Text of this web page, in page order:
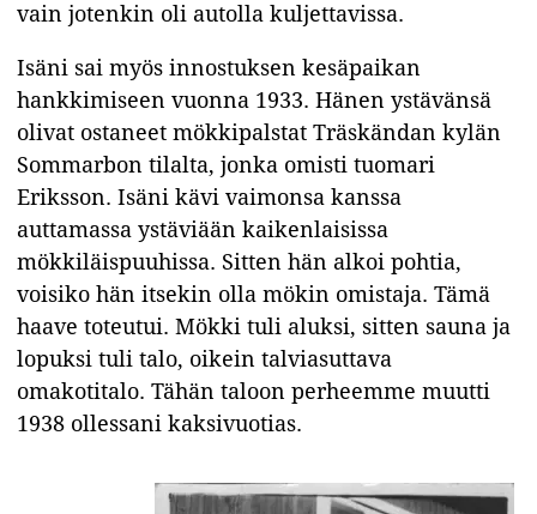
vain jotenkin oli autolla kuljettavissa.
Isäni sai myös innostuksen kesäpaikan
hankkimiseen vuonna 1933. Hänen ystävänsä
olivat ostaneet mökkipalstat Träskändan kylän
Sommarbon tilalta, jonka omisti tuomari
Eriksson. Isäni kävi vaimonsa kanssa
auttamassa ystäviään kaikenlaisissa
mökkiläispuuhissa. Sitten hän alkoi pohtia,
voisiko hän itsekin olla mökin omistaja. Tämä
haave toteutui. Mökki tuli aluksi, sitten sauna ja
lopuksi tuli talo, oikein talviasuttava
omakotitalo. Tähän taloon perheemme muutti
1938 ollessani kaksivuotias.